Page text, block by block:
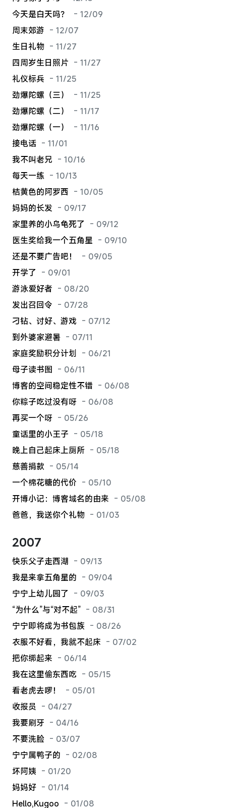
今天是白天吗？
- 12/09
周末郊游 - 12/07
生日礼物 - 11/27
四周岁生日照片 - 11/27
礼仪标兵 - 11/25
劲爆陀螺（三）
- 11/25
劲爆陀螺（二）
- 11/17
劲爆陀螺（一）
- 11/16
接电话 - 11/01
我不叫老兄 - 10/16
每天一练 - 10/13
桔黄色的阿罗西 - 10/05
妈妈的长发 - 09/17
家里养的小乌龟死了 - 09/12
医生奖给我一个五角星 - 09/10
还是不要广告吧！
- 09/05
开学了 - 09/01
游泳爱好者 - 08/20
发出召回令 - 07/28
刁钻、讨好、游戏 - 07/12
到外婆家避暑 - 07/11
家庭奖励积分计划
- 06/21
母子读书图 - 06/11
博客的空间稳定性不错 - 06/08
你粽子吃过没有呀 - 06/08
再买一个呀 - 05/26
童话里的小王子 - 05/18
晚上自己起床上厕所 - 05/18
慈善捐款 - 05/14
一个棉花糖的代价 - 05/10
开博小记：博客域名的由来 - 05/08
爸爸，我送你个礼物 - 01/03
2007
快乐父子走西湖 - 09/13
我是来拿五角星的 - 09/04
宁宁上幼儿园了 - 09/03
“为什么”与“对不起” - 08/31
宁宁即将成为书包族 - 08/26
衣服不好看，我就不起床 - 07/02
把你绑起来 - 06/14
我在这里偷东西吃 - 05/15
看老虎去啰！
- 05/01
收报员 - 04/27
我要刷牙 - 04/16
不要洗脸 - 03/07
宁宁属鸭子的 - 02/08
坏阿姨 - 01/20
妈妈好 - 01/14
Hello,Kugoo - 01/08